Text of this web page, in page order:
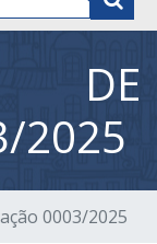
DE
2025
0003/2025